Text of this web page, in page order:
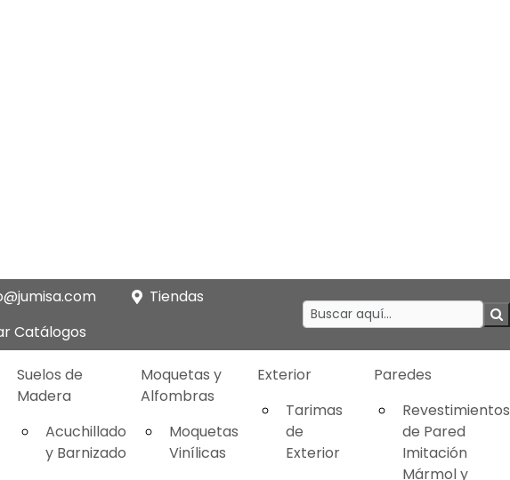
Tiendas
Catálogos
Suelos de
Madera
Acuchillado
y Barnizado
Moquetas y
Alfombras
Moquetas
Vinílicas
Exterior
Tarimas
de
Exterior
Paredes
Revestimientos
de Pared
Imitación
Mármol y